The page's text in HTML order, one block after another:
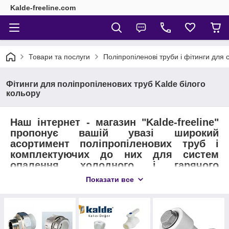
Kalde-freeline.com
Товари та послуги Поліпропіленові труби і фітинги
Фітинги для поліпропіленових труб Kalde білого
кольору
Наш інтернет - магазин "Kalde-freeline"
пропонує вашій увазі широкий
асортимент поліпропіленових труб і
комплектуючих до них для систем
опалення, холодного і гарячого
водопостачання білого кольору
Компанія Kalde була заснована в 1998 році
групою молодих ініціативних людей, і з 2000
року почала розширюватися по різних країнах
Показати все